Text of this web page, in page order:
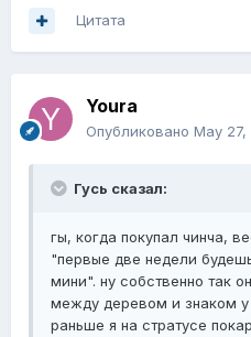
Цитата
Youra
Опубликовано May 27,
Гусь сказал:
гы, когда покупал чинча,
"первые две недели
мини". ну собственно так
между деревом и знаком
раньше я на стратусе